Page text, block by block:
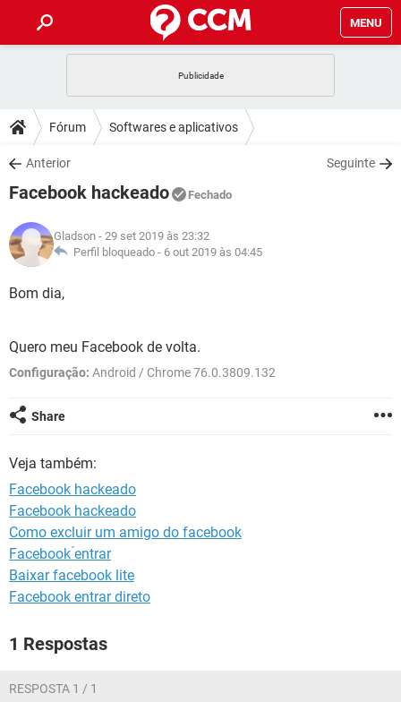
MENU
CELULAR FACEBOOK
OUTLOOK
INSTAGRAM GMAIL
GUIA DE COMPRAS
DICAS
JOGOS WHATSAPP
INSTAGRAM
GUIA DE COMPRAS
DOWNLOADS
JOGOS WHATSAPP
CELULAR
OUTLOOK EXCEL
INSTAGRAM
JOGOS
CELULAR
OUTLOOK
GLOSSÁRIO
JOGOS
OUTLOOK
INSTAGRAM GMAIL
GUIA DE COMPRAS
Fórum Softwares e aplicativos
Anterior Seguinte
Facebook hackeado Fechado
Gladson - 29 set 2019 às 23:32
Perfil bloqueado - 6 out 2019 às 04:45
Bom dia,
Quero meu Facebook de volta.
Configuração: Android / Chrome 76.0.3809.132
Share
Veja também:
Facebook hackeado
Facebook hackeado
Como excluir um amigo do facebook
Facebook ́entrar
Baixar facebook lite
Facebook entrar direto
1 Respostas
RESPOSTA 1 / 1